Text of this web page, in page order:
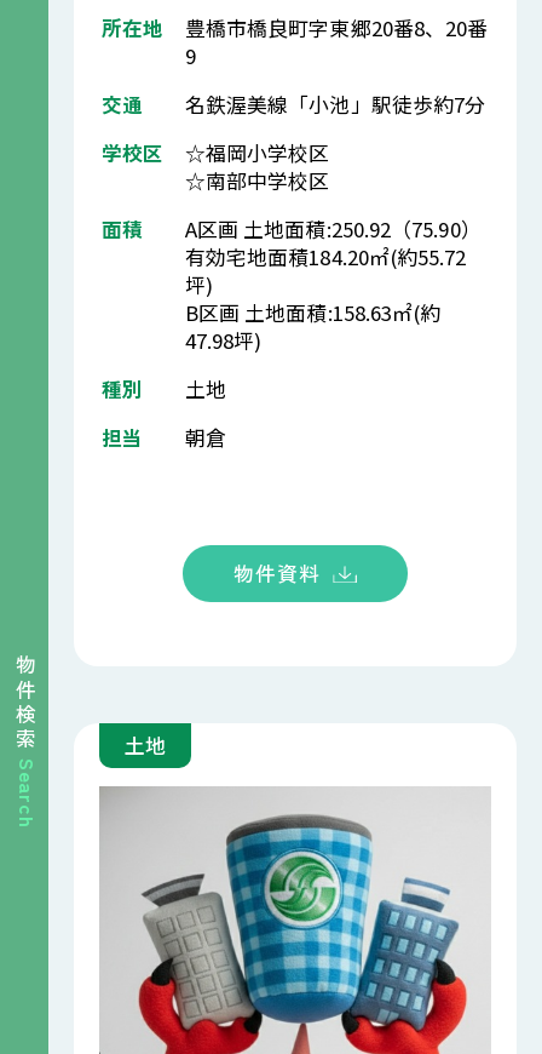
物件検索
Search
所在地
豊橋市橋良町字東郷20番8、20番
9
交通
名鉄渥美線「小池」駅徒歩約7分
学校区
☆福岡小学校区
☆南部中学校区
面積
A区画 土地面積:250.92（75.90）
有効宅地面積184.20㎡(約55.72
坪)
B区画 土地面積:158.63㎡(約
47.98坪)
種別
土地
担当
朝倉
物件資料
土地